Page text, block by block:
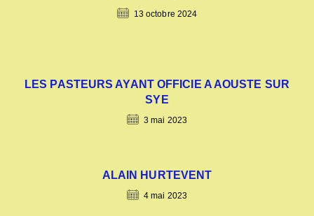
13 octobre 2024
LES PASTEURS AYANT OFFICIE A AOUSTE SUR
SYE
3 mai 2023
ALAIN HURTEVENT
4 mai 2023